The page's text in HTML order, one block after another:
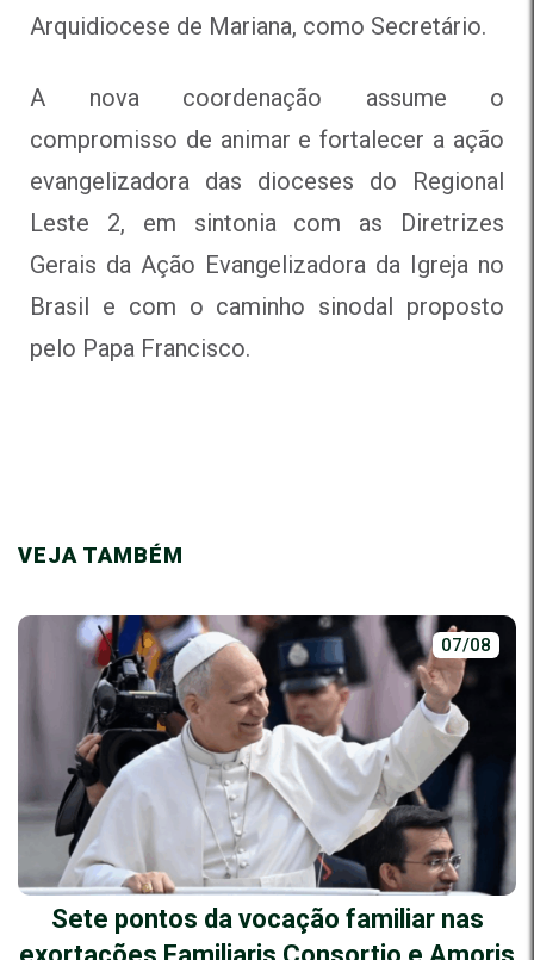
Arquidiocese de Mariana, como Secretário.
A nova coordenação assume o
compromisso de animar e fortalecer a ação
evangelizadora das dioceses do Regional
Leste 2, em sintonia com as Diretrizes
Gerais da Ação Evangelizadora da Igreja no
Brasil e com o caminho sinodal proposto
pelo Papa Francisco.
VEJA TAMBÉM
07/08
Sete pontos da vocação familiar nas